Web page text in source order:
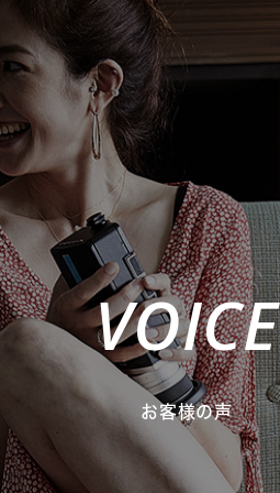
VOICE
お客様の声